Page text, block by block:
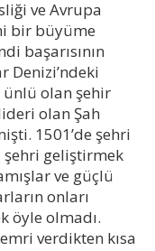
ve Avrupa
bir büyüme
başarısının
Denizi’ndeki
olan şehir
olan Şah
1501’de şehri
şehri geliştirmek
ve güçlü
onları
öyle olmadı.
verdikten kısa